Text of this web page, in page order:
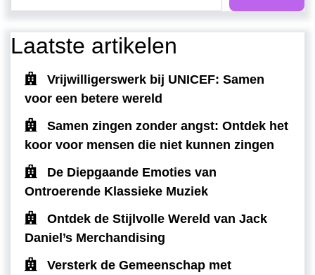
Laatste artikelen
Vrijwilligerswerk bij UNICEF: Samen
voor een betere wereld
Samen zingen zonder angst: Ontdek het
koor voor mensen die niet kunnen zingen
De Diepgaande Emoties van
Ontroerende Klassieke Muziek
Ontdek de Stijlvolle Wereld van Jack
Daniel’s Merchandising
Versterk de Gemeenschap met